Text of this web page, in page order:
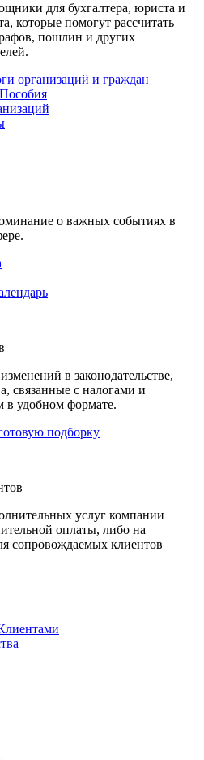
для бухгалтера, юриста и
которые помогут рассчитать
пошлин и других
организаций и граждан
о важных событиях в
в законодательстве,
связанные с налогами и
в удобном формате.
подборку
услуг компании
оплаты, либо на
сопровождаемых клиентов